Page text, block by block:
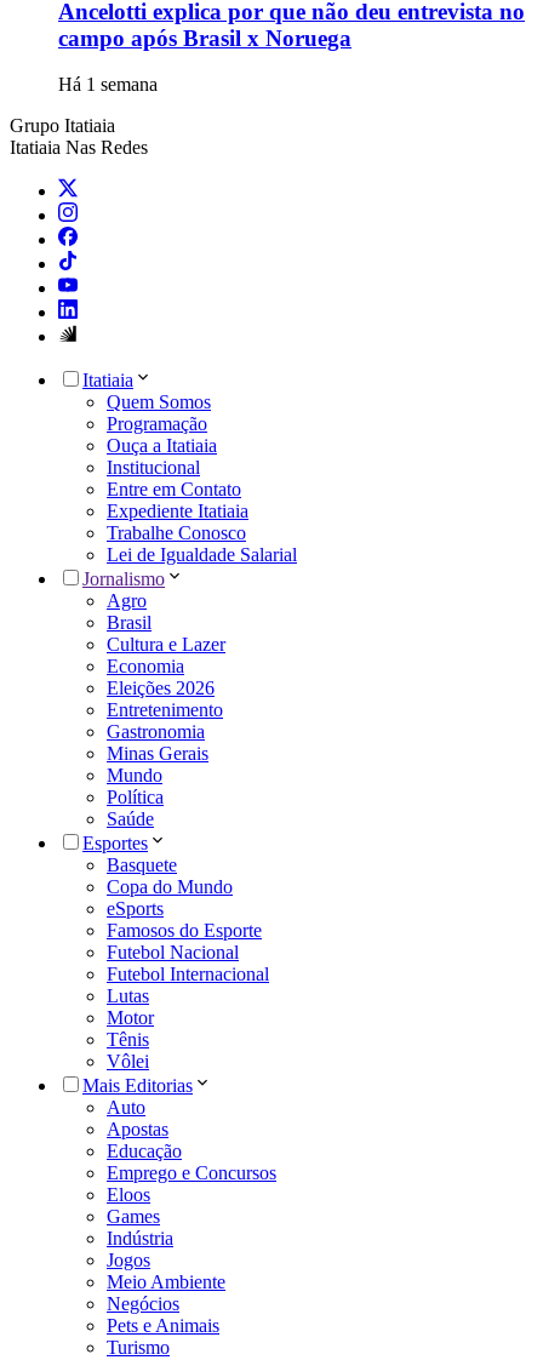
Ancelotti explica por que não deu entrevista no
campo após Brasil x Noruega
Há 1 semana
Grupo Itatiaia
Itatiaia Nas Redes
Itatiaia
Quem Somos
Programação
Ouça a Itatiaia
Institucional
Entre em Contato
Expediente Itatiaia
Trabalhe Conosco
Lei de Igualdade Salarial
Jornalismo
Agro
Brasil
Cultura e Lazer
Economia
Eleições 2026
Entretenimento
Gastronomia
Minas Gerais
Mundo
Política
Saúde
Esportes
Basquete
Copa do Mundo
eSports
Famosos do Esporte
Futebol Nacional
Futebol Internacional
Lutas
Motor
Tênis
Vôlei
Mais Editorias
Auto
Apostas
Educação
Emprego e Concursos
Eloos
Games
Indústria
Jogos
Meio Ambiente
Negócios
Pets e Animais
Turismo